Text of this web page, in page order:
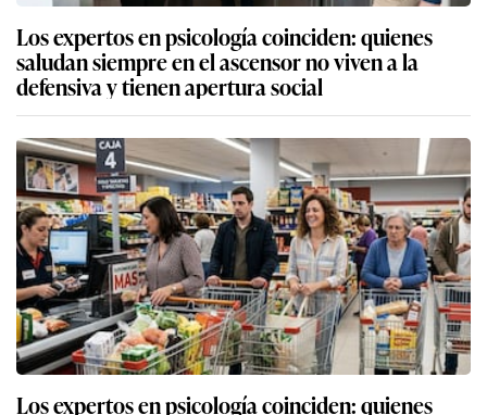
Los expertos en psicología coinciden: quienes
saludan siempre en el ascensor no viven a la
defensiva y tienen apertura social
Los expertos en psicología coinciden: quienes